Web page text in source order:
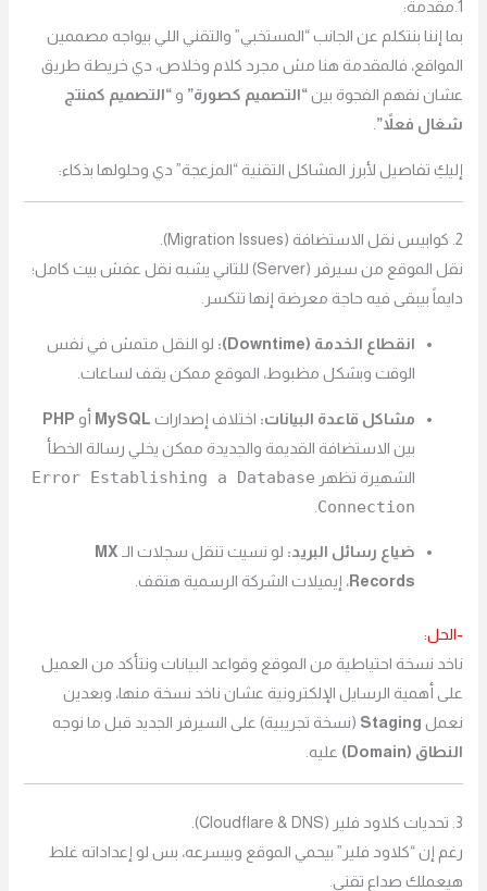
1.مقدمة:
بما إننا بنتكلم عن الجانب “المستخبي” والتقني اللي بيواجه مصممين
المواقع، فالمقدمة هنا مش مجرد كلام وخلاص، دي خريطة طريق
عشان نفهم الفجوة بين“التصميم كصورة” و“التصميم كمنتج
شغال فعلاً”.
إليكِ تفاصيل لأبرز المشاكل التقنية “المزعجة” دي وحلولها بذكاء:
2. كوابيس نقل الاستضافة (Migration Issues).
نقل الموقع من سيرفر (Server) للتاني يشبه نقل عفش بيت كامل؛
دايماً بيبقى فيه حاجة معرضة إنها تتكسر.
انقطاع الخدمة (Downtime):
لو النقل متمش في نفس
الوقت وبشكل مظبوط، الموقع ممكن يقف لساعات.
مشاكل قاعدة البيانات: اختلاف إصدارات MySQL أو PHP
بين الاستضافة القديمة والجديدة ممكن يخلي رسالة الخطأ
الشهيرة تظهر Error Establishing a Database
Connection
ضياع رسائل البريد: لو نسيت تنقل سجلات الـ MX
Records، إيميلات الشركة الرسمية هتقف.
-الحل:
ناخد نسخة احتياطية من الموقع وقواعد البيانات ونتأكد من العميل
على أهمية الرسايل الإلكترونية عشان ناخد نسخة منها، وبعدين
نعمل Staging (نسخة تجريبية) على السيرفر الجديد قبل ما نوجه
النطاق (Domain)
عليه.
3. تحديات كلاود فلير (Cloudflare & DNS).
رغم إن “كلاود فلير” بيحمي الموقع وبيسرعه، بس لو إعداداته غلط
هيعملك صداع تقني.